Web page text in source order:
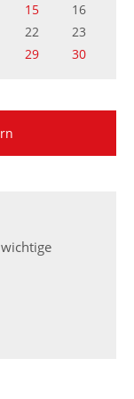
15
16
22
23
29 30